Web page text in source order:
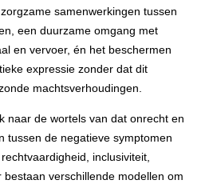
samenwerkingen tussen
een duurzame omgang met
en vervoer, én het beschermen
expressie zonder dat dit
machtsverhoudingen.
naar de wortels van dat onrecht en
tussen de negatieve symptomen
inclusiviteit,
bestaan verschillende modellen om